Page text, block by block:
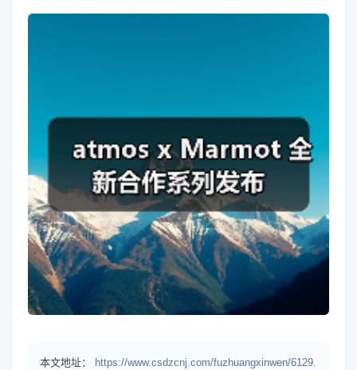
本文地址：
https://www.csdzcnj.com/fuzhuangxinwen/6129.